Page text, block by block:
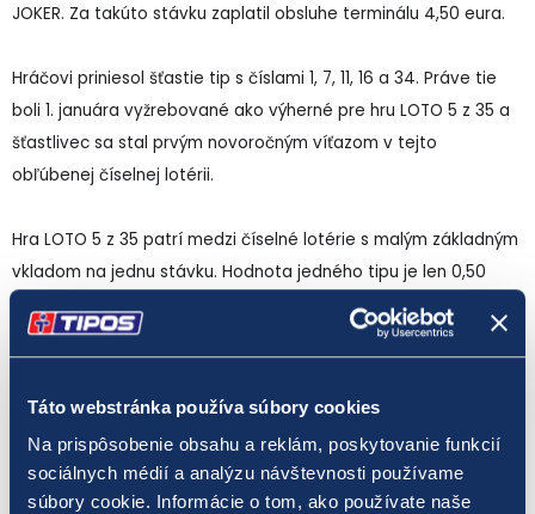
Táto webstránka používa súbory cookies
Na prispôsobenie obsahu a reklám, poskytovanie funkcií
sociálnych médií a analýzu návštevnosti používame
súbory cookie. Informácie o tom, ako používate naše
JOKER. Za takúto stávku zaplatil obsluhe terminálu 4,50 eura.
Hráčovi priniesol šťastie tip s číslami 1, 7, 11, 16 a 34. Práve tie
boli 1. januára vyžrebované ako výherné pre hru LOTO 5 z 35 a
šťastlivec sa stal prvým novoročným víťazom v tejto
obľúbenej číselnej lotérii.
Hra LOTO 5 z 35 patrí medzi číselné lotérie s malým základným
vkladom na jednu stávku. Hodnota jedného tipu je len 0,50
eura. Zároveň ide o číselnú lotériu s najvyššou šancou na
získanie hlavnej výhry. Pravdepodobnosť výhry v prvom poradí
pre„malé loto“sa žrebuje dvakrát za týždeň - v stredu a v
nedeľu.
Číselné lotérie sú určené pre osoby od 18 rokov. Hrajte